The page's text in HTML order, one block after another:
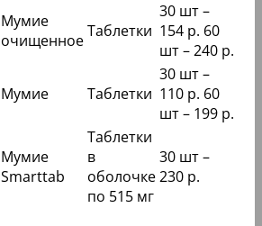
Мумие
очищенноеТаблетки
30 шт –
154 р. 60
шт – 240 р.
Мумие Таблетки
30 шт –
110 р. 60
шт – 199 р.
Мумие
Smarttab
Таблетки
в
оболочке
по 515 мг
30 шт –
230 р.